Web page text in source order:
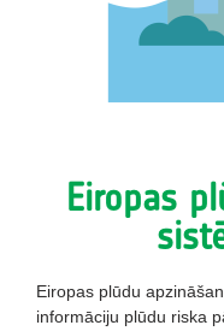
Eiropas
Eiropas plūdu
informāciju plūdu riska